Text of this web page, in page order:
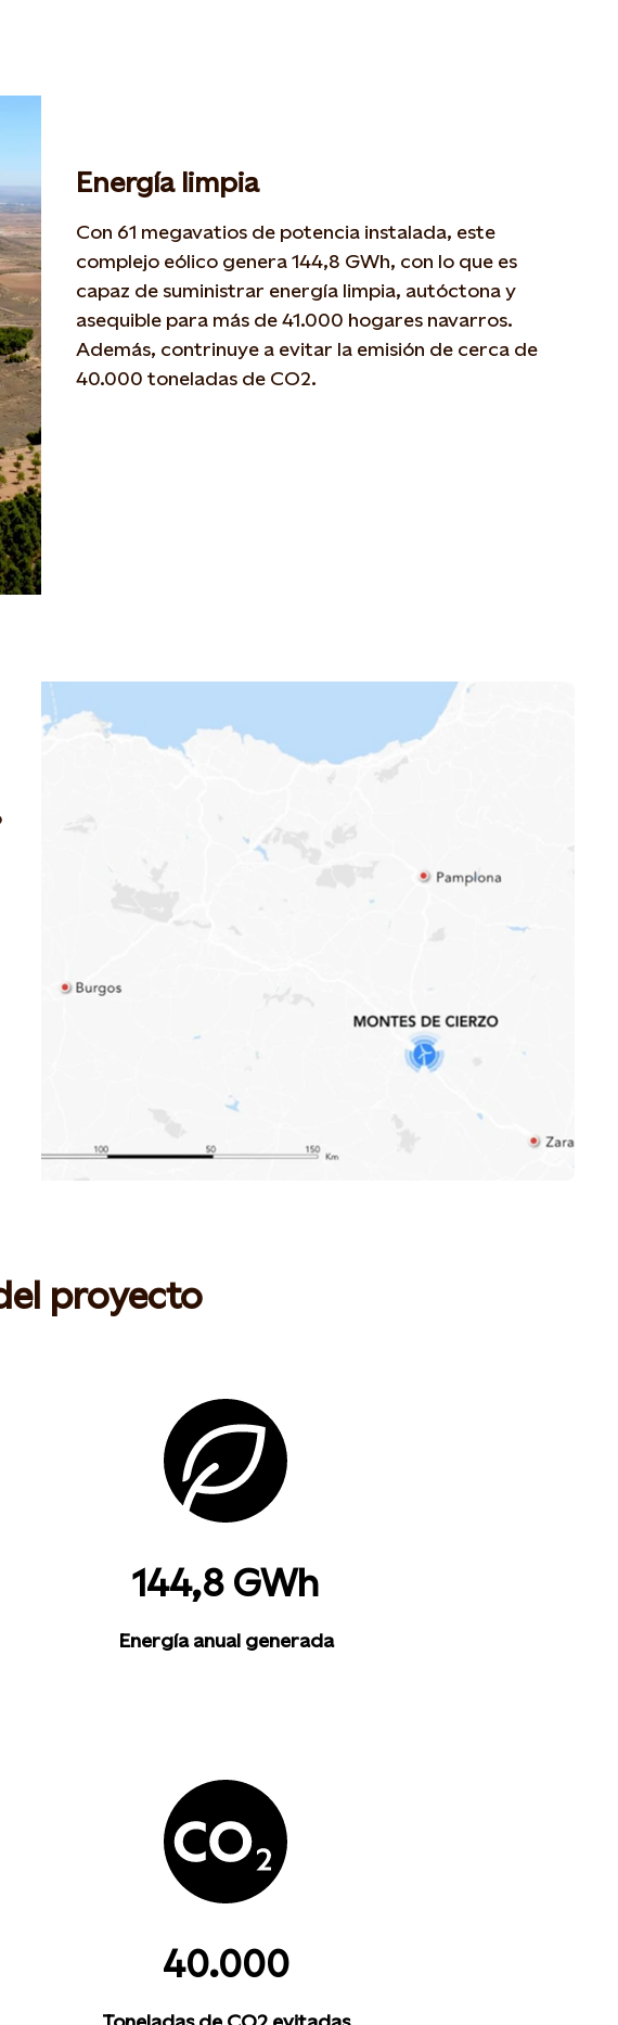
Energía limpia
Con 61 megavatios de potencia instalada, este
complejo eólico genera 144,8 GWh, con lo que es
capaz de suministrar energía limpia, autóctona y
asequible para más de 41.000 hogares navarros.
Además, contrinuye a evitar la emisión de cerca de
40.000 toneladas de CO2.
proyecto
144,8 GWh
Energía anual generada
40.000